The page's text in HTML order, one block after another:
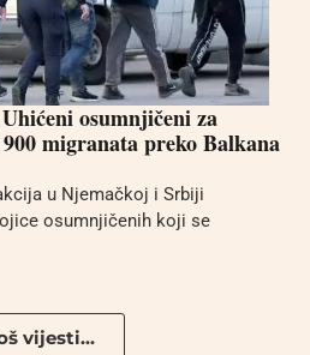
osumnjičeni za
migranata preko Balkana
u Njemačkoj i Srbiji
osumnjičenih koji se
vijesti...